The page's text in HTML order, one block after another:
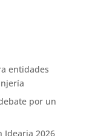
entidades
por un
Idearia 2026